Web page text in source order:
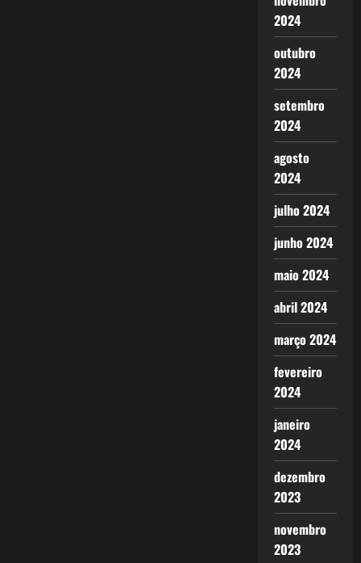
2024
outubro
2024
setembro
2024
agosto
2024
julho 2024
junho 2024
maio 2024
abril 2024
março 2024
fevereiro
2024
janeiro
2024
dezembro
2023
novembro
2023